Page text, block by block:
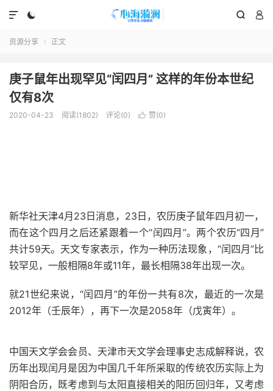
  

资源分享  正文
庚子鼠年出现罕见“闰四月” 这样的年份本世纪
仅有8次
2020-04-23 阅读(1802) 评论(0)  赞(0)
新华社天津4月23日消息，23日，农历庚子鼠年四月初一，
而在这个四月之后还紧跟着一个“闰四月”。两个农历“四月”
共计59天。天文专家表示，作为一种历法现象，“闰四月”比
较罕见，一般相隔8年或11年，最长相隔38年出现一次。
就21世纪来说，“闰四月”的年份一共有8次，最近的一次是
2012年（壬辰年），再下一次是2058年（戊寅年）。
中国天文学会会员、天津市天文学会理事史志成解释说，农
历年出现闰月是因为中国几千年所采取的传统农历实际上为
阴阳合历，既考虑到与太阳直接相关的阳历回归年，又考虑